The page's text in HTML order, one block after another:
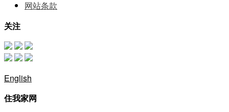
网站条款
关注
English
住我家网